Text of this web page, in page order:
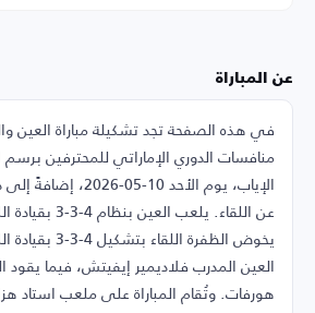
عن المباراة
في هذه الصفحة تجد تشكيلة مباراة العين
الإياب، يوم الأحد 10-
عن اللقاء. يلعب
يخوض الظفرة
العين المدرب فلاديمير إيفيتش، فيما يقود
هورفات. وتُقام المباراة على ملعب استاد